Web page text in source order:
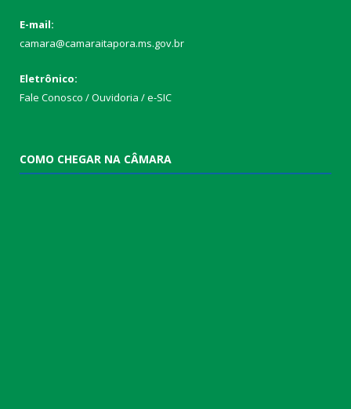
E-mail:
camara@camaraitapora.ms.gov.br
Eletrônico:
Fale Conosco / Ouvidoria / e-SIC
COMO CHEGAR NA CÂMARA